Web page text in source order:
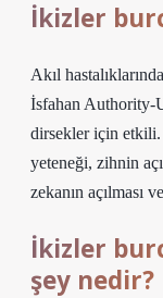
İkizler
Akıl
İsfahan Authority-
dirsekler için etkili.
yeteneği, zihnin
zekanın açılması
İkizler
şey nedir?